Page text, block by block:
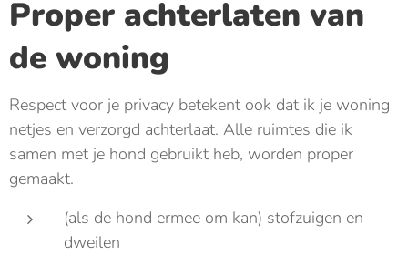
Proper achterlaten van
de woning
Respect voor je privacy betekent ook dat ik je woning
netjes en verzorgd achterlaat. Alle ruimtes die ik
samen met je hond gebruikt heb, worden proper
gemaakt.
(als de hond ermee om kan) stofzuigen en
dweilen